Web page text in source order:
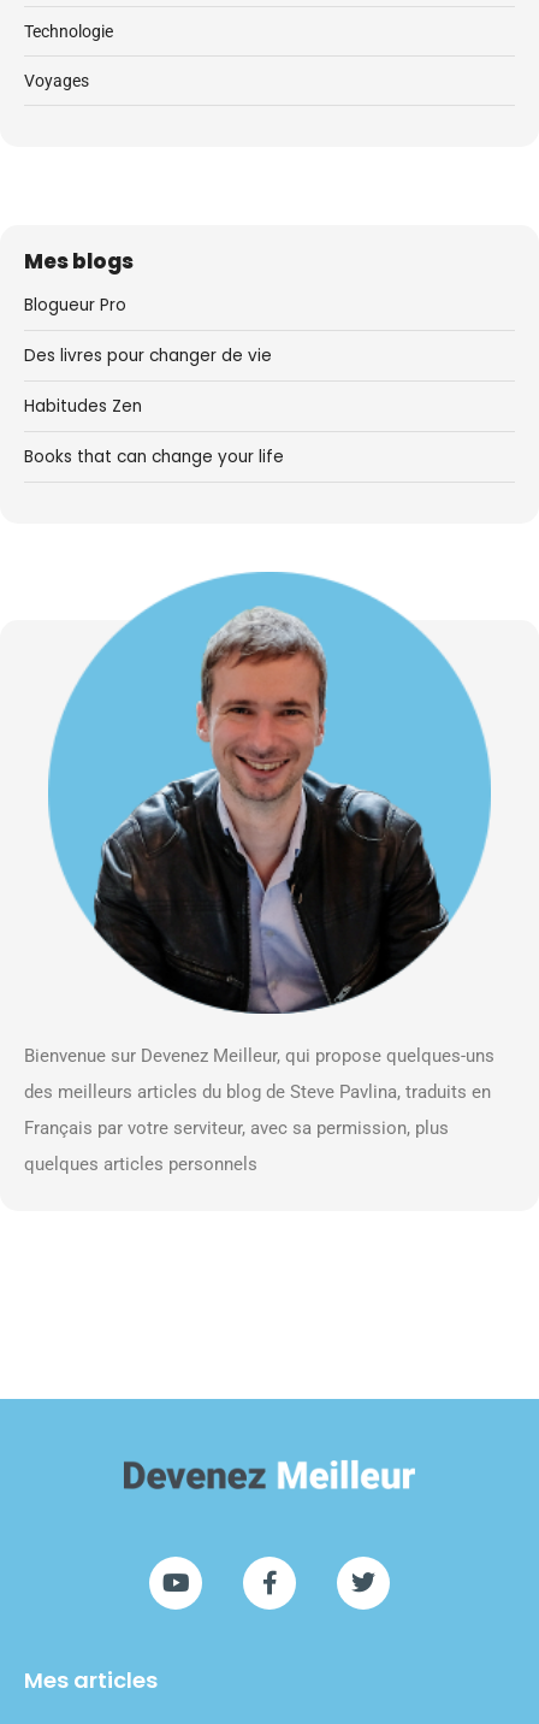
Technologie
Voyages
Mes blogs
Blogueur Pro
Des livres pour changer de vie
Habitudes Zen
Books that can change your life
Bienvenue sur Devenez Meilleur, qui propose quelques-uns
des meilleurs articles du blog de Steve Pavlina, traduits en
Français par votre serviteur, avec sa permission, plus
quelques articles personnels
Mes articles